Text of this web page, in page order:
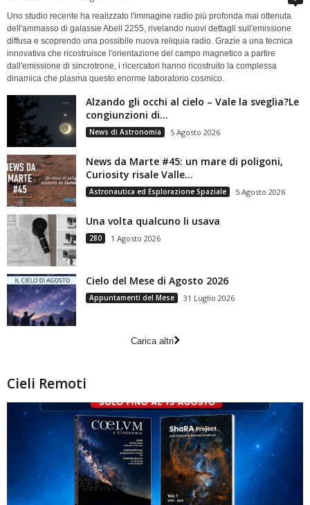
Uno studio recente ha realizzato l'immagine radio più profonda mai ottenuta
dell'ammasso di galassie Abell 2255, rivelando nuovi dettagli sull'emissione
diffusa e scoprendo una possibile nuova reliquia radio. Grazie a una tecnica
innovativa che ricostruisce l'orientazione del campo magnetico a partire
dall'emissione di sincrotrone, i ricercatori hanno ricostruito la complessa
dinamica che plasma questo enorme laboratorio cosmico.
Alzando gli occhi al cielo – Vale la sveglia?Le
congiunzioni di...
News di Astronomia 5 Agosto 2026
News da Marte #45: un mare di poligoni,
Curiosity risale Valle...
Astronautica ed Esplorazione Spaziale 5 Agosto 2026
Una volta qualcuno li usava
280 1 Agosto 2026
Cielo del Mese di Agosto 2026
Appuntamenti del Mese 31 Luglio 2026
Carica altri
Cieli Remoti